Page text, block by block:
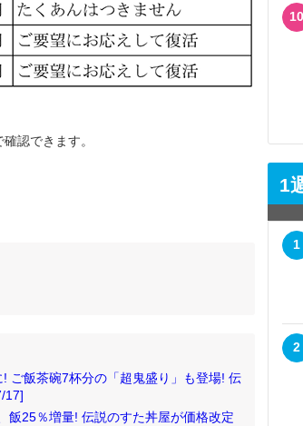
認できます。
ご飯茶碗7杯分の「超鬼盛り」も登場! 伝
17]
飯25％増量! 伝説のすた丼屋が価格改定
10
1
1
2